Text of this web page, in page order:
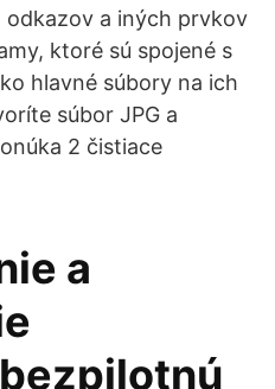
a iných prvkov
ktoré sú spojené s
hlavné súbory na ich
súbor JPG a
2 čistiace
a